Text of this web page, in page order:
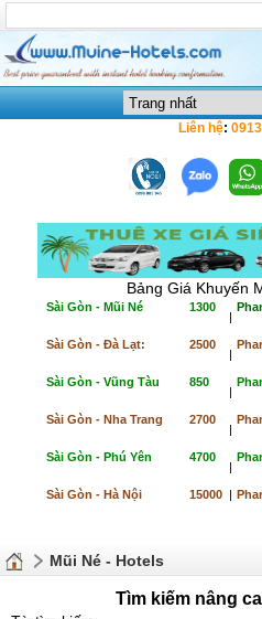
Liên hệ:
Bảng Giá Khuyến
Sài Gòn - Mũi Né 1300
|
Sài Gòn - Đà Lạt: 2500
|
Sài Gòn - Vũng Tàu 850
|
Sài Gòn - Nha Trang 2700
|
Sài Gòn - Phú Yên 4700
|
Sài Gòn - Hà Nội 15000 |
Mũi Né - Hotels
Tìm kiếm nâng